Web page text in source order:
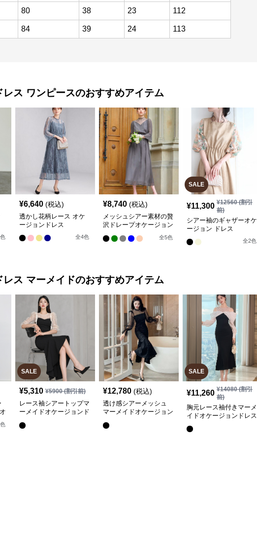
80 38 23 112
84 39 24 113
レス ワンピースのおすすめアイテム
色
¥6,640 (税込)
透かし花柄レース オケ
ージョンドレス
全4色
¥8,740 (税込)
メッシュシアー素材の贅
沢ドレープオケージョン
全5色
SALE
¥11,300 ¥12560(割引
前)
シアー袖のギャザーオケ
ージョン ドレス
全2色
レス マーメイドのおすすめアイテム
色
SALE
¥5,310 ¥5900(割引前)
レース袖シアートップマ
ーメイドオケージョンド
¥12,780 (税込)
透け感シアーメッシュ
マーメイドオケージョン
SALE
¥11,260 ¥14080(割引
前)
胸元レース袖付きマーメ
イドオケージョンドレス